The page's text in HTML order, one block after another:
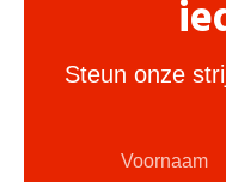
Steun onze